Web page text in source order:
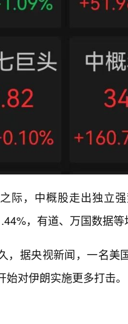
际，中概股走出独立
，有道、万国数据
，据央视新闻，一名
对伊朗实施更多打击。